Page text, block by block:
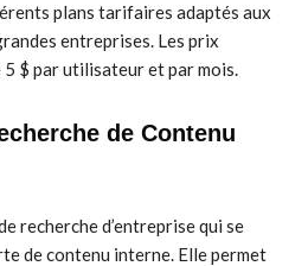
plans tarifaires adaptés aux
entreprises. Les prix
$ par utilisateur et par mois.
de Contenu
recherche d’entreprise qui se
de contenu interne. Elle permet